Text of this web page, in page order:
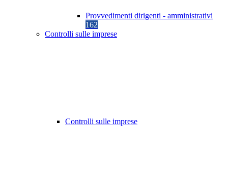
Provvedimenti dirigenti - amministrativi
162
Controlli sulle imprese
Controlli sulle imprese